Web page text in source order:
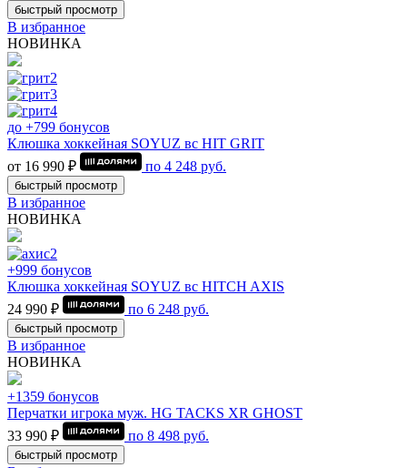
быстрый просмотр
В избранное
НОВИНКА
до +799 бонусов
Клюшка хоккейная SOYUZ вс HIT GRIT
от 16 990 ₽
по 4 248 руб.
быстрый просмотр
В избранное
НОВИНКА
+999 бонусов
Клюшка хоккейная SOYUZ вс HITCH AXIS
24 990 ₽
по 6 248 руб.
быстрый просмотр
В избранное
НОВИНКА
+1359 бонусов
Перчатки игрока муж. HG TACKS XR GHOST
33 990 ₽
по 8 498 руб.
быстрый просмотр